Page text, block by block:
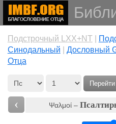
Подстрочный LXX+NT|
Cинодальный
Дословный
Отца
Перейти
‹ Ψαλμοί –